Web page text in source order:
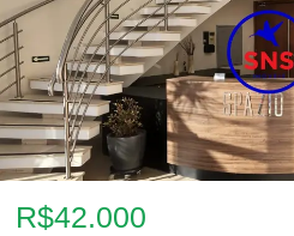
R$42.000